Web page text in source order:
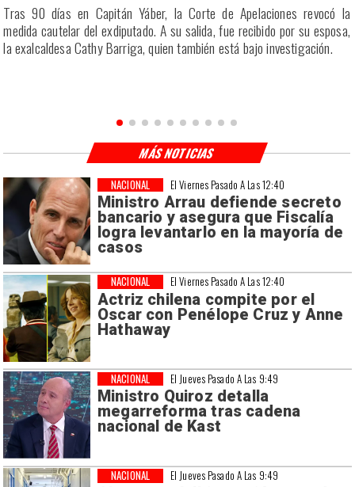
Tras 90 días en Capitán Yáber, la Corte de Apelaciones revocó la
medida cautelar del exdiputado. A su salida, fue recibido por su esposa,
la exalcaldesa Cathy Barriga, quien también está bajo investigación.
El Viernes Pasado A Las 12:40
Ministro Arrau defiende secreto
bancario y asegura que Fiscalía
logra levantarlo en la mayoría de
casos
NACIONAL
El Viernes Pasado A Las 12:40
Actriz chilena compite por el
Oscar con Penélope Cruz y Anne
Hathaway
NACIONAL
El Jueves Pasado A Las 9:49
Ministro Quiroz detalla
megarreforma tras cadena
nacional de Kast
NACIONAL
El Jueves Pasado A Las 9:49
NACIONAL
MÁS NOTICIAS